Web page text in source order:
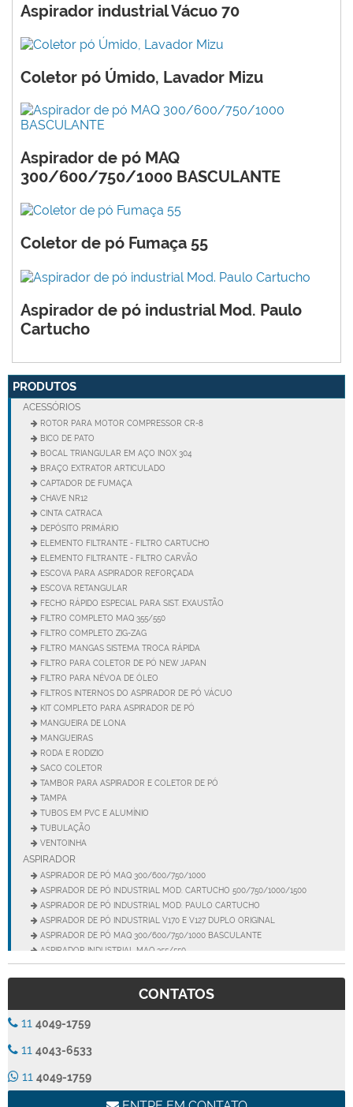
Aspirador industrial Vácuo 70
Coletor pó Úmido, Lavador Mizu
Aspirador de pó MAQ
300/600/750/1000 BASCULANTE
Coletor de pó Fumaça 55
Aspirador de pó industrial Mod. Paulo
Cartucho
PRODUTOS
ACESSÓRIOS
ROTOR PARA MOTOR COMPRESSOR CR-8
BICO DE PATO
BOCAL TRIANGULAR EM AÇO INOX 304
BRAÇO EXTRATOR ARTICULADO
CAPTADOR DE FUMAÇA
CHAVE NR12
CINTA CATRACA
DEPÓSITO PRIMÁRIO
ELEMENTO FILTRANTE - FILTRO CARTUCHO
ELEMENTO FILTRANTE - FILTRO CARVÃO
ESCOVA PARA ASPIRADOR REFORÇADA
ESCOVA RETANGULAR
FECHO RÁPIDO ESPECIAL PARA SIST. EXAUSTÃO
FILTRO COMPLETO MAQ 355/550
FILTRO COMPLETO ZIG-ZAG
FILTRO MANGAS SISTEMA TROCA RÁPIDA
FILTRO PARA COLETOR DE PÓ NEW JAPAN
FILTRO PARA NÉVOA DE ÓLEO
FILTROS INTERNOS DO ASPIRADOR DE PÓ VÁCUO
KIT COMPLETO PARA ASPIRADOR DE PÓ
MANGUEIRA DE LONA
MANGUEIRAS
RODA E RODIZIO
SACO COLETOR
TAMBOR PARA ASPIRADOR E COLETOR DE PÓ
TAMPA
TUBOS EM PVC E ALUMÍNIO
TUBULAÇÃO
VENTOINHA
ASPIRADOR
ASPIRADOR DE PÓ MAQ 300/600/750/1000
ASPIRADOR DE PÓ INDUSTRIAL MOD. CARTUCHO 500/750/1000/1500
ASPIRADOR DE PÓ INDUSTRIAL MOD. PAULO CARTUCHO
ASPIRADOR DE PÓ INDUSTRIAL V170 E V127 DUPLO ORIGINAL
ASPIRADOR DE PÓ MAQ 300/600/750/1000 BASCULANTE
ASPIRADOR INDUSTRIAL MAQ 355/550
ASPIRADOR INDUSTRIAL MEGA 150
ASPIRADOR INDUSTRIAL MEGA 200
ASPIRADOR INDUSTRIAL MOD. PAULO
ASPIRADOR INDUSTRIAL MOD. PAULO SUPER
ASPIRADOR INDUSTRIAL SUPER 77
ASPIRADOR INDUSTRIAL VÁCUO 40
ASPIRADOR INDUSTRIAL VÁCUO 70 NESS
ASPIRADOR INDUSTRIAL VÁCUO 77
CONTATOS
11 4049-1759
11 4043-6533
11 4049-1759